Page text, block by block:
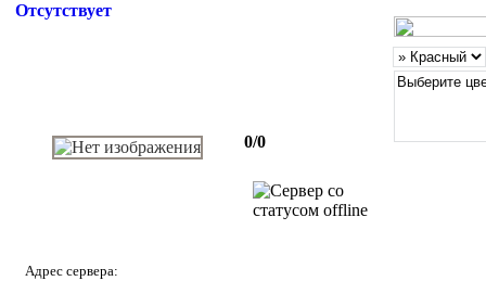
Отсутствует
0/0
Адрес сервера: